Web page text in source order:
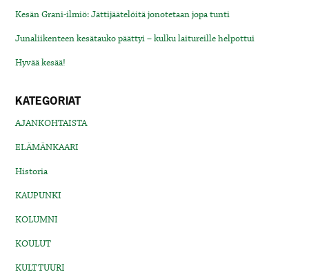
Kesän Grani-ilmiö: Jättijäätelöitä jonotetaan jopa tunti
Junaliikenteen kesätauko päättyi – kulku laitureille helpottui
Hyvää kesää!
KATEGORIAT
AJANKOHTAISTA
ELÄMÄNKAARI
Historia
KAUPUNKI
KOLUMNI
KOULUT
KULTTUURI